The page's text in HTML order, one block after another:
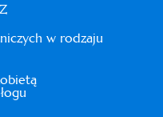
w rodzaju